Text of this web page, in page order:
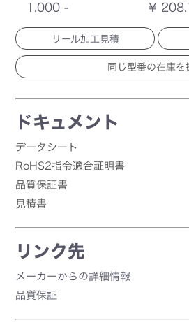
1,000 -
¥
リール加工見積
ドキュメント
データシート
RoHS2指令適合証明書
品質保証書
見積書
リンク先
メーカーからの詳細情報
品質保証